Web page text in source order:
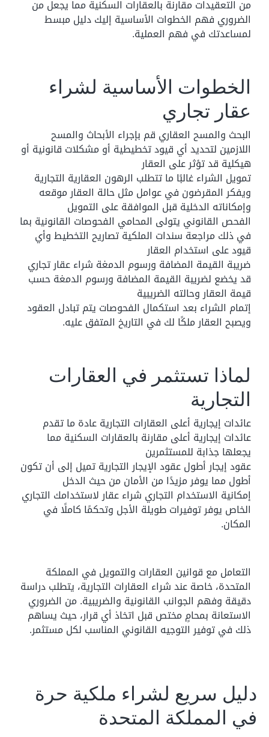
من التعقيدات مقارنة بالعقارات السكنية مما يجعل من
الضروري فهم الخطوات الأساسية إليك دليل مبسط
لمساعدتك في فهم العملية.
الخطوات الأساسية لشراء
عقار تجاري
البحث والمسح العقاري قم بإجراء الأبحاث والمسح
اللازمين لتحديد أي قيود تخطيطية أو مشكلات قانونية أو
هيكلية قد تؤثر على العقار
تمويل الشراء غالبًا ما تتطلب الرهون العقارية التجارية
ويفكر المقرضون في عوامل مثل حالة العقار موقعه
وإمكاناته الدخلية قبل الموافقة على التمويل
الفحص القانوني يتولى المحامي الفحوصات القانونية بما
في ذلك مراجعة سندات الملكية تصاريح التخطيط وأي
قيود على استخدام العقار
ضريبة القيمة المضافة ورسوم الدمغة شراء عقار تجاري
قد يخضع لضريبة القيمة المضافة ورسوم الدمغة حسب
قيمة العقار وحالته الضريبية
إتمام الشراء بعد استكمال الفحوصات يتم تبادل العقود
ويصبح العقار ملكًا لك في التاريخ المتفق عليه.
لماذا تستثمر في العقارات
التجارية
عائدات إيجارية أعلى العقارات التجارية عادة ما تقدم
عائدات إيجارية أعلى مقارنة بالعقارات السكنية مما
يجعلها جذابة للمستثمرين
عقود إيجار أطول عقود الإيجار التجارية تميل إلى أن تكون
أطول مما يوفر مزيدًا من الأمان من حيث الدخل
إمكانية الاستخدام التجاري شراء عقار لاستخدامك التجاري
الخاص يوفر توفيرات طويلة الأجل وتحكمًا كاملًا في
المكان.
التعامل مع قوانين العقارات والتمويل في المملكة
المتحدة، خاصة عند شراء العقارات التجارية، يتطلب دراسة
دقيقة وفهم الجوانب القانونية والضريبية. من الضروري
الاستعانة بمحامٍ مختص قبل اتخاذ أي قرار، حيث يساهم
ذلك في توفير التوجيه القانوني المناسب لكل مستثمر.
دليل سريع لشراء ملكية حرة
في المملكة المتحدة